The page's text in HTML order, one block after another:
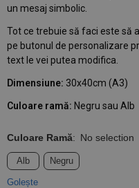
un mesaj simbolic.
Tot ce trebuie să faci este să
pe butonul de personalizare
text le vei putea modifica.
Dimensiune: 30x40cm (A3)
Culoare ramă: Negru sau Alb
Culoare Ramă: No selection
Alb Negru
Golește